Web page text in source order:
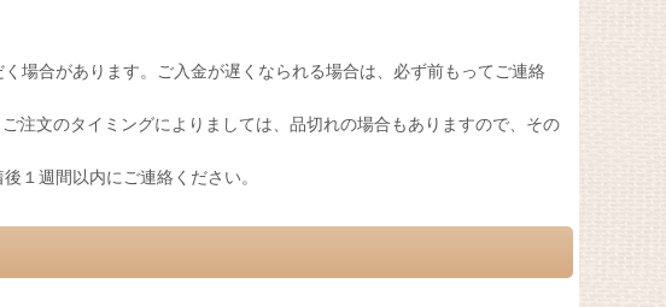
場合があります。ご入金が遅くなられる場合は、必ず前もってご連絡
注文のタイミングによりましては、品切れの場合もありますので、その
１週間以内にご連絡ください。